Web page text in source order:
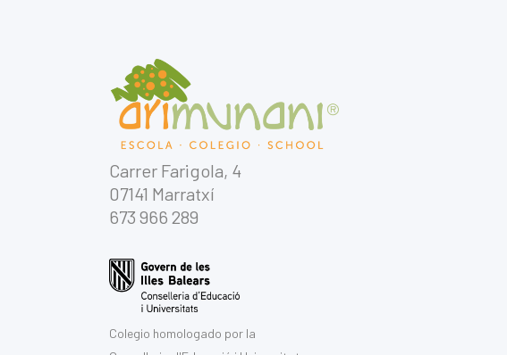
Carrer Farigola, 4
07141 Marratxí
673 966 289
Colegio homologado por la